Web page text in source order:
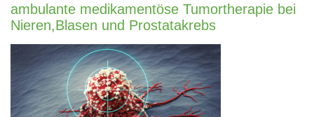
ambulante medikamentöse Tumortherapie bei
Nieren,Blasen und Prostatakrebs